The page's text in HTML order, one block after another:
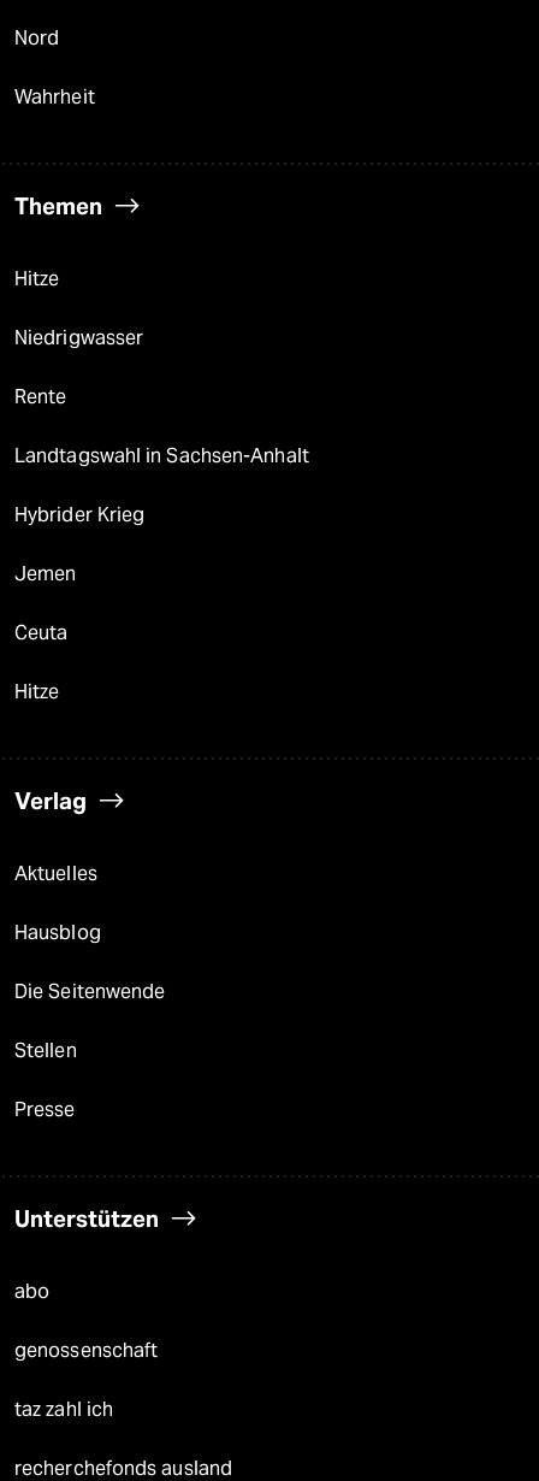
Nord
Wahrheit
Themen
Hitze
Niedrigwasser
Rente
Landtagswahl in Sachsen-Anhalt
Hybrider Krieg
Jemen
Ceuta
Hitze
Verlag
Aktuelles
Hausblog
Die Seitenwende
Stellen
Presse
Unterstützen
abo
genossenschaft
taz zahl ich
recherchefonds ausland